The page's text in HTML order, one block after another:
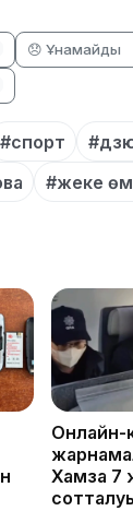
😞 Ұнамайды
#спорт
#жеке
Онлайн-
Хамза 7